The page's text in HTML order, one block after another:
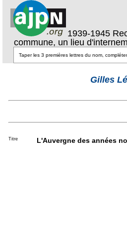
1939-1945
commune, un lieu
Gilles
Titre L'Auvergne des années